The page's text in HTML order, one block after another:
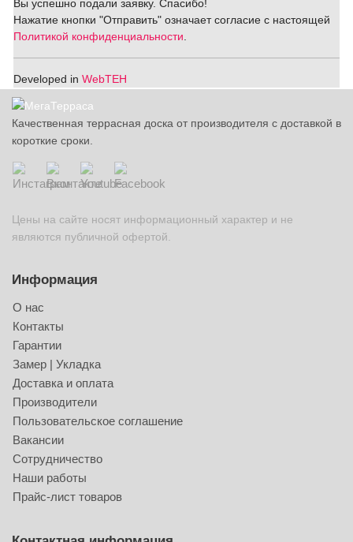
Вы успешно подали заявку. Спасибо!
Нажатие кнопки "Отправить" означает согласие с настоящей
Политикой конфиденциальности
Developed in WebTEH
Качественная террасная доска от производителя с доставкой в
короткие сроки.
Цены на сайте носят информационный характер и не
являются публичной офертой.
Информация
О нас
Контакты
Гарантии
Замер | Укладка
Доставка и оплата
Производители
Пользовательское соглашение
Вакансии
Сотрудничество
Наши работы
Прайс-лист товаров